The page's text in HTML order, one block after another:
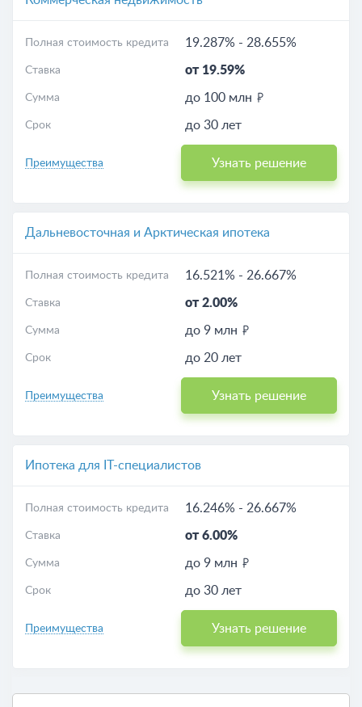
Полная стоимость кредита 19.287% - 28.655%
Ставка от 19.59%
Сумма до 100 млн
Срок до 30 лет
Преимущества Узнать решение
Дальневосточная и Арктическая ипотека
Полная стоимость кредита 16.521% - 26.667%
Ставка от 2.00%
Сумма до 9 млн
Срок до 20 лет
Преимущества Узнать решение
Ипотека для IT-специалистов
Полная стоимость кредита 16.246% - 26.667%
Ставка от 6.00%
Сумма до 9 млн
Срок до 30 лет
Преимущества Узнать решение